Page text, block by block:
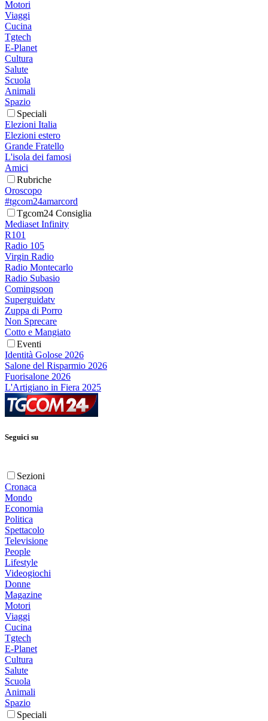
Motori
Viaggi
Cucina
Tgtech
E-Planet
Cultura
Salute
Scuola
Animali
Spazio
Speciali
Elezioni Italia
Elezioni estero
Grande Fratello
L'isola dei famosi
Amici
Rubriche
Oroscopo
#tgcom24amarcord
Tgcom24 Consiglia
Mediaset Infinity
R101
Radio 105
Virgin Radio
Radio Montecarlo
Radio Subasio
Comingsoon
Superguidatv
Zuppa di Porro
Non Sprecare
Cotto e Mangiato
Eventi
Identità Golose 2026
Salone del Risparmio 2026
Fuorisalone 2026
L'Artigiano in Fiera 2025
Seguici su
Sezioni
Cronaca
Mondo
Economia
Politica
Spettacolo
Televisione
People
Lifestyle
Videogiochi
Donne
Magazine
Motori
Viaggi
Cucina
Tgtech
E-Planet
Cultura
Salute
Scuola
Animali
Spazio
Speciali